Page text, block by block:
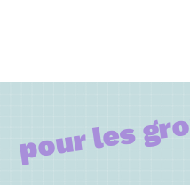
pour les